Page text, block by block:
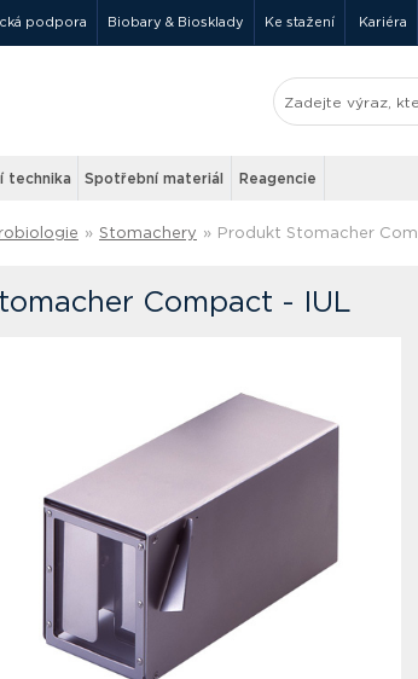
podpora Biobary & Biosklady Ke stažení Kariéra
technika Spotřební materiál Reagencie
» Stomachery » Produkt Stomacher
Compact - IUL